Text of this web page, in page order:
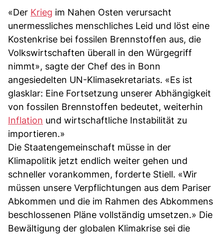
«Der Krieg im Nahen Osten verursacht
unermessliches menschliches Leid und löst eine
Kostenkrise bei fossilen Brennstoffen aus, die
Volkswirtschaften überall in den Würgegriff
nimmt», sagte der Chef des in Bonn
angesiedelten UN-Klimasekretariats. «Es ist
glasklar: Eine Fortsetzung unserer Abhängigkeit
von fossilen Brennstoffen bedeutet, weiterhin
Inflation und wirtschaftliche Instabilität zu
importieren.»
Die Staatengemeinschaft müsse in der
Klimapolitik jetzt endlich weiter gehen und
schneller vorankommen, forderte Stiell. «Wir
müssen unsere Verpflichtungen aus dem Pariser
Abkommen und die im Rahmen des Abkommens
beschlossenen Pläne vollständig umsetzen.» Die
Bewältigung der globalen Klimakrise sei die